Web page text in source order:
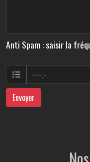
Anti Spam : saisir la
Envoyer